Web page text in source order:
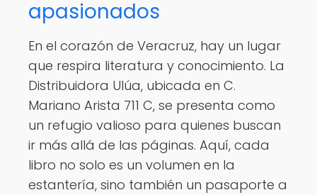
apasionados
En el corazón de Veracruz, hay un lugar
que respira literatura y conocimiento. La
Distribuidora Ulúa, ubicada en C.
Mariano Arista 711 C, se presenta como
un refugio valioso para quienes buscan
ir más allá de las páginas. Aquí, cada
libro no solo es un volumen en la
estantería, sino también un pasaporte a